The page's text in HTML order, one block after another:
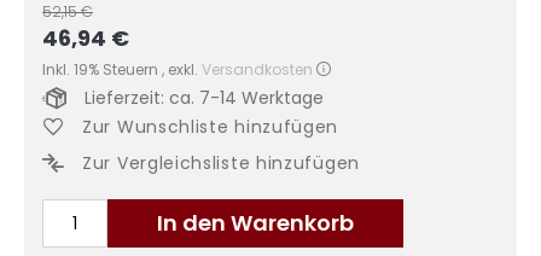
52,15 €
Sonderangebot
46,94 €
Inkl. 19% Steuern , exkl. Versandkosten
In den Warenkorb
Lieferzeit: ca. 7-14 Werktage
Zur Wunschliste hinzufügen
Zur Vergleichsliste hinzufügen